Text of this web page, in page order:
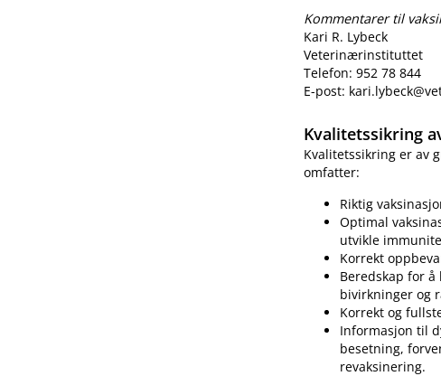
Kommentarer til
Kari R. Lybeck
Veterinærinstituttet
Telefon: 952 78 844
E-post:
Kvalitetssikring
Kvalitetssikring er av
omfatter:
Riktig
Optimal
utvikle
Korrekt
Beredskap for
bivirkninger og
Korrekt og
Informasjon til
besetning,
revaksinering.